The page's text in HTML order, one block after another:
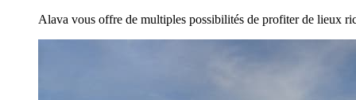
Alava vous offre de multiples possibilités de profiter de lieux